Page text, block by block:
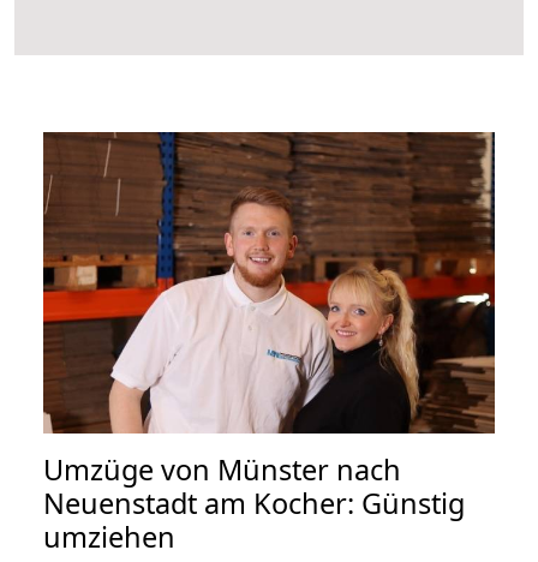
Umzüge von Münster nach
Neuenstadt am Kocher: Günstig
umziehen